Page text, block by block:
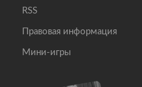
RSS
Правовая информация
Мини-игры